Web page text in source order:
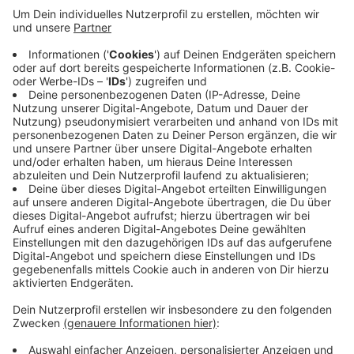
Anzeige
Darauf weist die Autobahn GmbH hin. Auch die
Ausfahrt Eller kann nicht genutzt werden. Außerdem
steht auf der A46 in Richtung Neuss am Samstag
(21.08.) zwischen 6 und 9 Uhr nur eine von drei
Fahrspuren zur Verfügung. Grund für die
Einschränkungen: Am Wochenende wird in dem Bereich
die Asphaltdecke erneuert.
Anzeige